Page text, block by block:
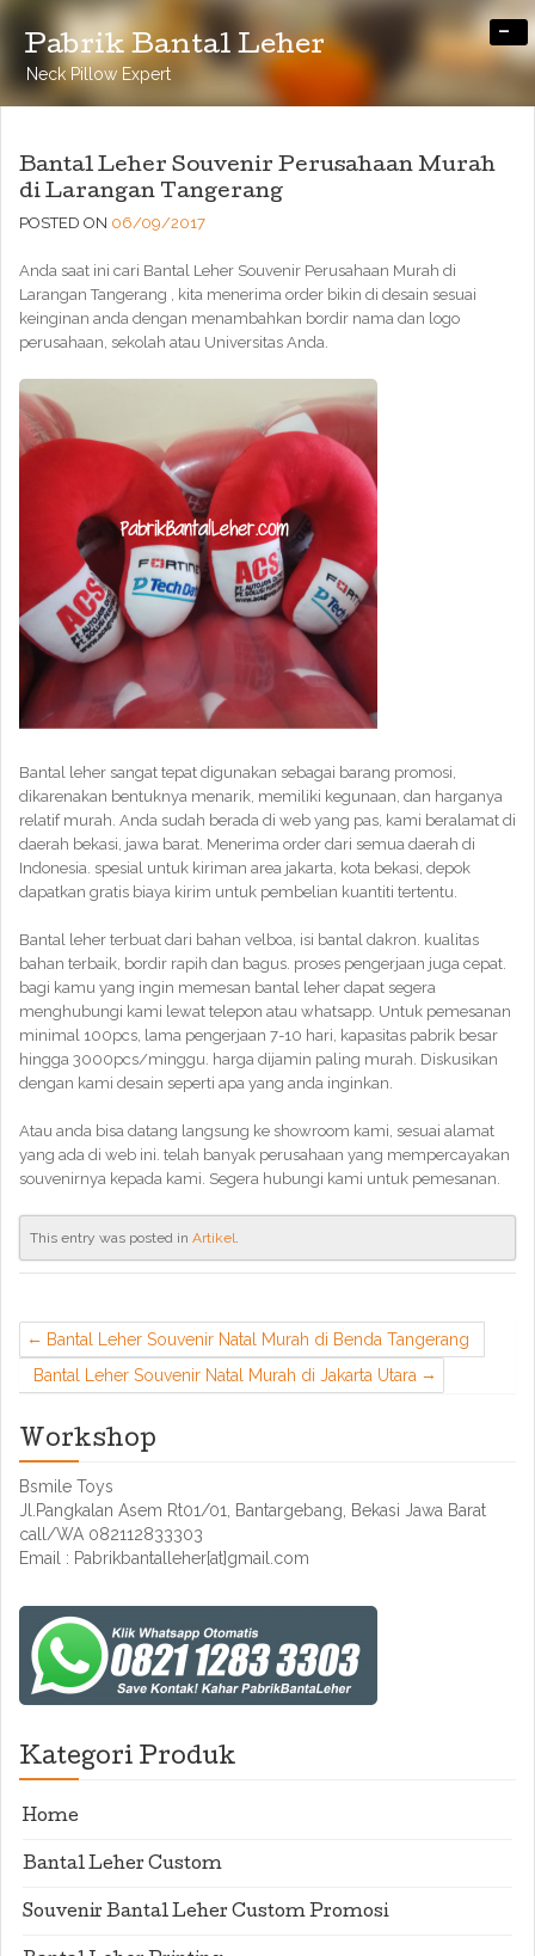
Pabrik Bantal Leher
Neck Pillow Expert
-
Bantal Leher Souvenir Perusahaan Murah
di Larangan Tangerang
POSTED ON 06/09/2017
Anda saat ini cari Bantal Leher Souvenir Perusahaan Murah di
Larangan Tangerang , kita menerima order bikin di desain sesuai
keinginan anda dengan menambahkan bordir nama dan logo
perusahaan, sekolah atau Universitas Anda.
Bantal leher sangat tepat digunakan sebagai barang promosi,
dikarenakan bentuknya menarik, memiliki kegunaan, dan harganya
relatif murah. Anda sudah berada di web yang pas, kami beralamat di
daerah bekasi, jawa barat. Menerima order dari semua daerah di
Indonesia. spesial untuk kiriman area jakarta, kota bekasi, depok
dapatkan gratis biaya kirim untuk pembelian kuantiti tertentu.
Bantal leher terbuat dari bahan velboa, isi bantal dakron. kualitas
bahan terbaik, bordir rapih dan bagus. proses pengerjaan juga cepat.
bagi kamu yang ingin memesan bantal leher dapat segera
menghubungi kami lewat telepon atau whatsapp. Untuk pemesanan
minimal 100pcs, lama pengerjaan 7-10 hari, kapasitas pabrik besar
hingga 3000pcs/minggu. harga dijamin paling murah. Diskusikan
dengan kami desain seperti apa yang anda inginkan.
Atau anda bisa datang langsung ke showroom kami, sesuai alamat
yang ada di web ini. telah banyak perusahaan yang mempercayakan
souvenirnya kepada kami. Segera hubungi kami untuk pemesanan.
This entry was posted in Artikel.
Bantal Leher Souvenir Natal Murah di Benda Tangerang
Bantal Leher Souvenir Natal Murah di Jakarta Utara
Workshop
Bsmile Toys
Jl.Pangkalan Asem Rt01/01, Bantargebang, Bekasi Jawa Barat
call/WA 082112833303
Email : Pabrikbantalleher[at]gmail.com
Kategori Produk
Home
Bantal Leher Custom
Souvenir Bantal Leher Custom Promosi